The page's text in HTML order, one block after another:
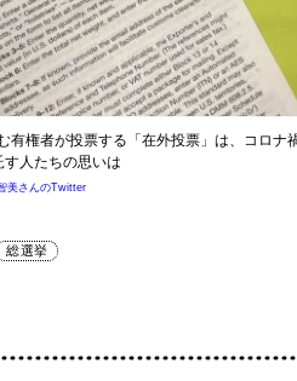
有権者が投票する「在外投票」は、コロ
す人たちの思いは
美さんのTwitter
総選挙